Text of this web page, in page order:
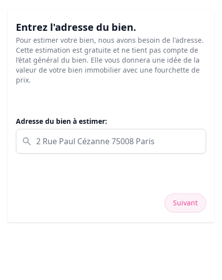
Entrez l'adresse du bien.
Pour estimer votre bien, nous avons besoin de l'adresse.
Cette estimation est gratuite et ne tient pas compte de
l’état général du bien. Elle vous donnera une idée de la
valeur de votre bien immobilier avec une fourchette de
prix.
Adresse du bien à estimer:
Suivant